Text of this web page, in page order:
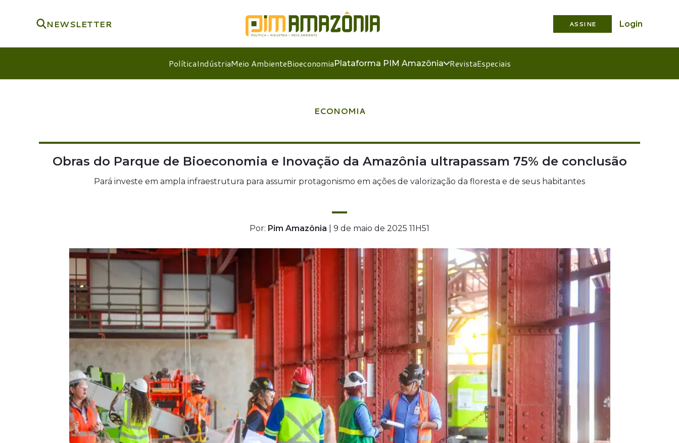
NEWSLETTER ASSINE Login
PolíticaIndústriaMeio AmbienteBioeconomiaPlataforma PIM Amazônia RevistaEspeciais
ECONOMIA
Obras do Parque de Bioeconomia e Inovação da Amazônia ultrapassam 75% de conclusão
Pará investe em ampla infraestrutura para assumir protagonismo em ações de valorização da floresta e de seus habitantes
Por: Pim Amazônia | 9 de maio de 2025 11H51